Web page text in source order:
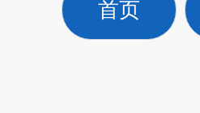
首页